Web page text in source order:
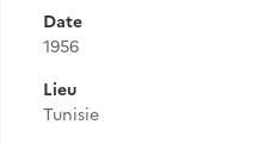
Date
1956
Lieu
Tunisie